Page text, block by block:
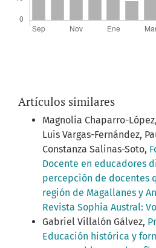
Artículos similares
Magnolia Chaparro-
Luis Vargas-Fernández,
Constanza Salinas-Soto,
Docente en educadores
percepción de docentes
región de Magallanes y
Revista Sophia Austral:
Gabriel Villalón Gálvez,
Educación histórica y